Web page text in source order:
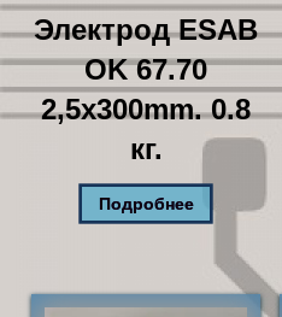
Электрод ESAB
OK 67.70
2,5x300mm. 0.8
кг.
Подробнее